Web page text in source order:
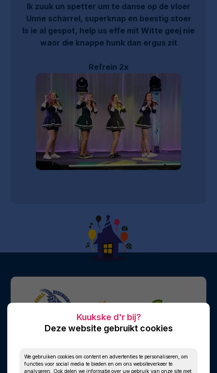
Ik zuuk un spetter um te danse op de vloer
Unne scharrel, superknap en beestig stoer
Is ie al gespot, help us effe mit Witte geej nie
waor die knappe hunk dan ergus zit
Refrein 2x
Deze website gebruikt cookies
We gebruiken cookies om content en advertenties te personaliseren, om
functies voor social media te bieden en om ons websiteverkeer te
analyseren. Ook delen we informatie over uw gebruik van onze site met